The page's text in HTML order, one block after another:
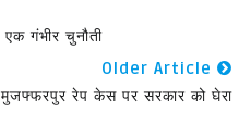
गंभीर चुनौती
Older Article
रेप केस पर सरकार को घेरा